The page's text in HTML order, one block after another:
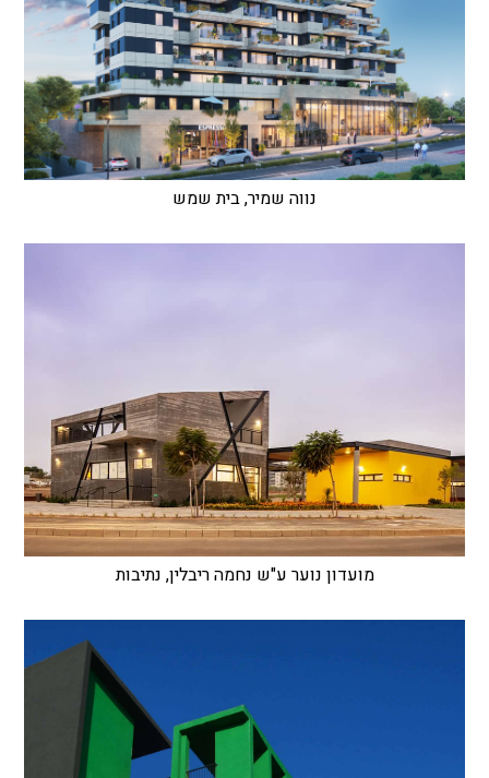
נווה שמיר, בית שמש
מועדון נוער ע"ש נחמה ריבלין, נתיבות